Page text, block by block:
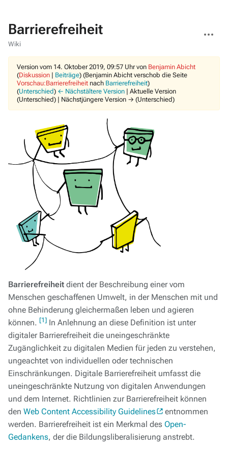
Barrierefreiheit
Wiki
Aktionen
Version vom 14. Oktober 2019, 09:57 Uhr von Benjamin Abicht
(Diskussion | Beiträge) (Benjamin Abicht verschob die Seite
Vorschau:Barrierefreiheit nach Barrierefreiheit)
(Unterschied) ← Nächstältere Version | Aktuelle Version
(Unterschied) | Nächstjüngere Version → (Unterschied)
Barrierefreiheit dient der Beschreibung einer vom
Menschen geschaffenen Umwelt, in der Menschen mit und
ohne Behinderung gleichermaßen leben und agieren
können. [1] In Anlehnung an diese Definition ist unter
digitaler Barrierefreiheit die uneingeschränkte
Zugänglichkeit zu digitalen Medien für jeden zu verstehen,
ungeachtet von individuellen oder technischen
Einschränkungen. Digitale Barrierefreiheit umfasst die
uneingeschränkte Nutzung von digitalen Anwendungen
und dem Internet. Richtlinien zur Barrierefreiheit können
den Web Content Accessibility Guidelines
entnommen
werden. Barrierefreiheit ist ein Merkmal des Open-
Gedankens, der die Bildungsliberalisierung anstrebt.